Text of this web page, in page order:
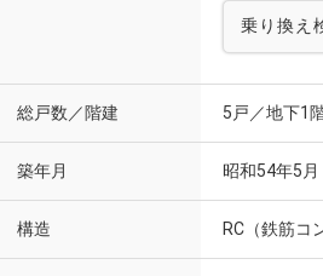
乗り換え
総戸数／階建 5戸／地下1
築年月 昭和54年5月
構造 RC（鉄筋コ